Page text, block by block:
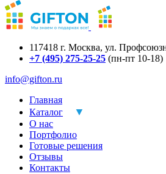
117418 г. Москва, ул.
+7 (495) 275-25-25 (пн-пт 10-18)
info@gifton.ru
Главная
Каталог
О нас
Портфолио
Готовые решения
Отзывы
Контакты